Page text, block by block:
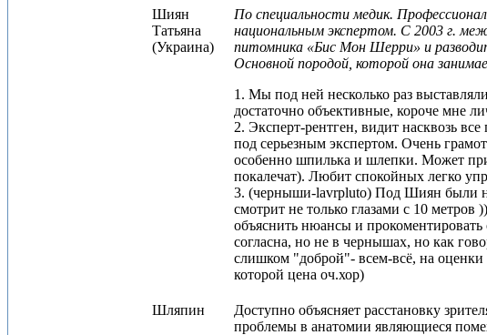
Шиян
Татьяна
(Украина)
По специальности медик.
национальным экспертом. С 2003 г.
питомника «Бис Мон Шерри» и разводит
Основной породой, которой она
1. Мы под ней несколько раз
достаточно объективные, короче мне
2. Эксперт-рентген, видит насквозь
под серьезным экспертом. Очень
особенно шпилька и шлепки. Может
покалечат). Любит спокойных легко
3. (черныши-lavrpluto) Под Шиян были
смотрит не только глазами с 10 метров
объяснить нюансы и
согласна, но не в чернышах, но как
слишком "доброй"- всем-всё, на оценки
которой цена оч.хор)
Шляпин
Доступно объясняет расстановку
проблемы в анатомии являющиеся